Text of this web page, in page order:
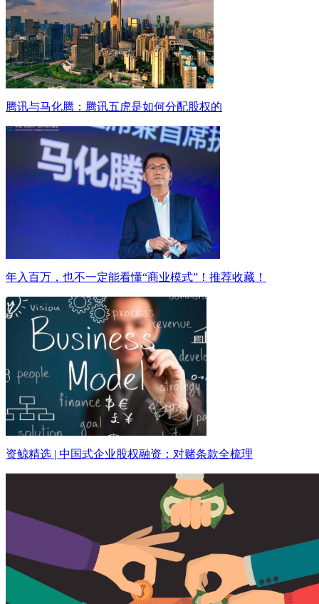
腾讯与马化腾：腾讯五虎是如何分配股权的
年入百万，也不一定能看懂“商业模式”！推荐收藏！
资鲸精选 | 中国式企业股权融资：对赌条款全梳理